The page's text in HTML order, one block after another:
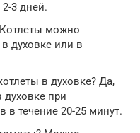
3 дней.
Котлеты можно
в духовке или в
в духовке? Да,
при
в течение 20-25 минут.